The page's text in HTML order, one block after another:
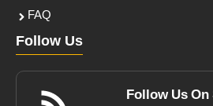
FAQ
Follow Us
Follow Us